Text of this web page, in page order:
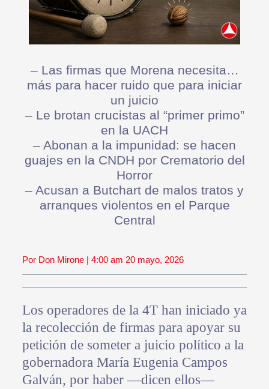
– Las firmas que Morena necesita…
más para hacer ruido que para iniciar
un juicio
– Le brotan crucistas al “primer primo”
en la UACH
– Abonan a la impunidad: se hacen
guajes en la CNDH por Crematorio del
Horror
– Acusan a Butchart de malos tratos y
arranques violentos en el Parque
Central
Por Don Mirone | 4:00 am 20 mayo, 2026
Los operadores de la 4T han iniciado ya
la recolección de firmas para apoyar su
petición de someter a juicio político a la
gobernadora María Eugenia Campos
Galván, por haber —dicen ellos—